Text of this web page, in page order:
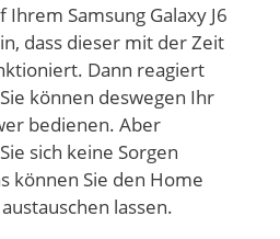
Samsung Galaxy J6
dass dieser mit der Zeit
Dann reagiert
können deswegen Ihr
bedienen. Aber
sich keine Sorgen
können Sie den Home
lassen.